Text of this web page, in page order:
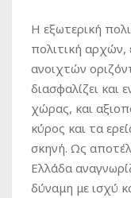
Η εξωτερική
πολιτική αρχών,
ανοιχτών
διασφαλίζει και
χώρας, και
κύρος και τα
σκηνή. Ως
Ελλάδα
δύναμη με ισχύ